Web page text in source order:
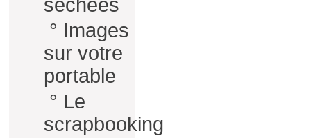
séchées
° Images
sur votre
portable
° Le
scrapbooking